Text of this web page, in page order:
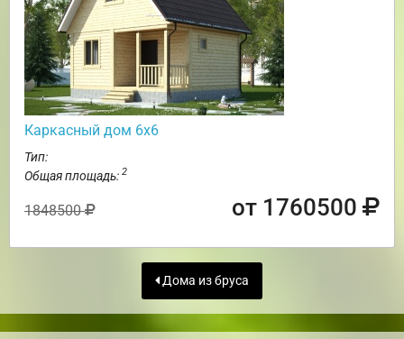
Каркасный дом 6х6
Тип:
Общая площадь: 2
1848500 от 1760500
Дома из бруса